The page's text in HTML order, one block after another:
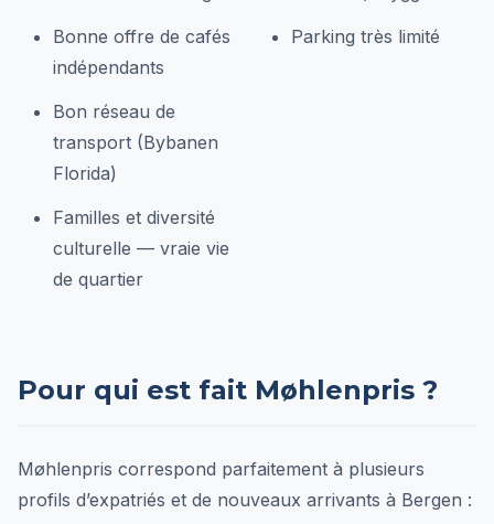
Bonne offre de cafés
indépendants
Bon réseau de
transport (Bybanen
Florida)
Familles et diversité
culturelle — vraie vie
de quartier
Parking très limité
Pour qui est fait Møhlenpris ?
Møhlenpris correspond parfaitement à plusieurs
profils d’expatriés et de nouveaux arrivants à Bergen :